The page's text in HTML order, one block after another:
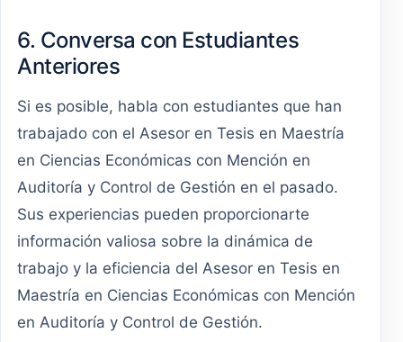
6. Conversa con Estudiantes
Anteriores
Si es posible, habla con estudiantes que han
trabajado con el Asesor en Tesis en Maestría
en Ciencias Económicas con Mención en
Auditoría y Control de Gestión en el pasado.
Sus experiencias pueden proporcionarte
información valiosa sobre la dinámica de
trabajo y la eficiencia del Asesor en Tesis en
Maestría en Ciencias Económicas con Mención
en Auditoría y Control de Gestión.